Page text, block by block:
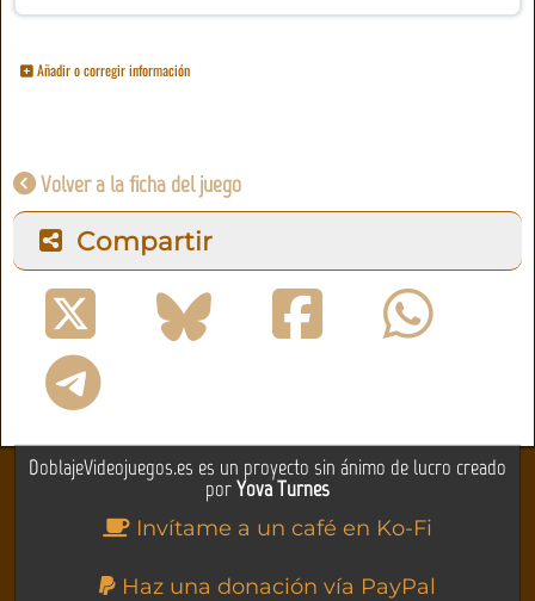
Añadir o corregir información
Volver a la ficha del juego
Compartir
DoblajeVideojuegos.es es un proyecto sin ánimo de lucro creado
porYova Turnes
Invítame a un café en Ko-Fi
Haz una donación vía PayPal